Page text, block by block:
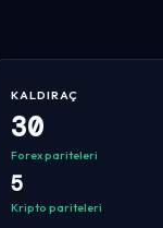
KALDIRAÇ
30
Forex pariteleri
5
Kripto pariteleri